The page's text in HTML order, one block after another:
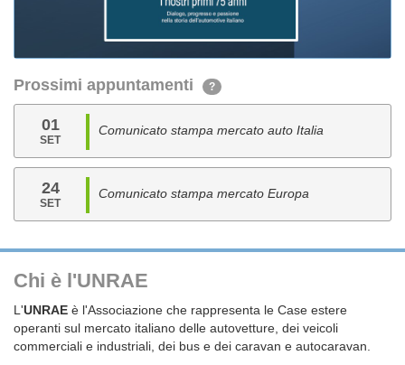
Prossimi appuntamenti ?
01
SET
Comunicato stampa mercato auto Italia
24
SET
Comunicato stampa mercato Europa
Chi è l'UNRAE
L'UNRAE è l'Associazione che rappresenta le Case estere
operanti sul mercato italiano delle autovetture, dei veicoli
commerciali e industriali, dei bus e dei caravan e autocaravan.